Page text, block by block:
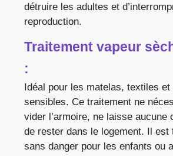
détruire les adultes et
reproduction.
Traitement vapeur
:
Idéal pour les matelas, textiles et
sensibles. Ce traitement ne
vider l’armoire, ne laisse aucune
de rester dans le logement. Il est
sans danger pour les enfants ou